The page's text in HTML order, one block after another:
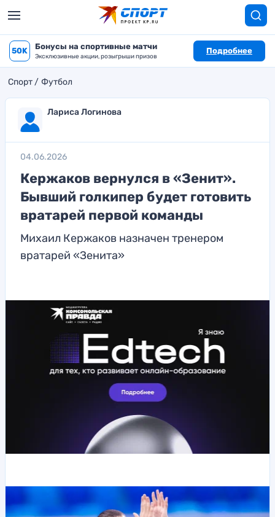
50K Бонусы на спортивные матчи
Эксклюзивные акции, розыгрыши призов
Подробнее
Спорт Футбол
Лариса Логинова
04.06.2026
Кержаков вернулся в «Зенит».
Бывший голкипер будет готовить
вратарей первой команды
Михаил Кержаков назначен тренером
вратарей «Зенита»